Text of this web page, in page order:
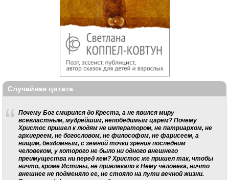
Случайная цитата
Почему Бог смирился до Креста, а не явился миру
всевластным, мудрейшим, непобедимым царем? Почему
Христос пришел к людям не императором, не патриархом, не
архиереем, не богословом, не философом, не фарисеем, а
нищим, бездомным, с земной точки зрения последним
человеком, у которого не было ни одного внешнего
преимущества ни перед кем? Христос же пришел так, чтобы
ничто, кроме Истины, не привлекало к Нему человека, ничто
внешнее не подменяло ее, не стояло на пути вечной жизни.